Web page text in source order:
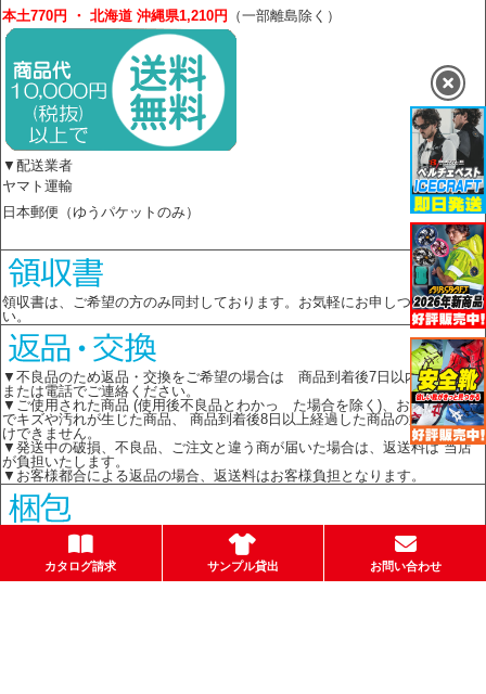
本土770円 ・ 北海道 沖縄県1,210円 （一部離島除く）
▼配送業者
ヤマト運輸
日本郵便（ゆうパケットのみ）
領収書は、ご希望の方のみ同封しております。お気軽にお申しつけくださ
い。
▼不良品のため返品・交換をご希望の場合は 商品到着後7日以内に メール
または電話でご連絡ください。
▼ご使用された商品 (使用後不良品とわかっ た場合を除く)、お客様の責任
でキズや汚れが生じた商品、 商品到着後8日以上経過した商品の返品はお受
けできません。
▼発送中の破損、不良品、ご注文と違う商が届いた場合は、返送料は 当店
が負担いたします。
▼お客様都合による返品の場合、返送料はお客様負担となります。
環境保護のため、簡易包装を心がけております。箱梱包の場合はメーカーの
箱を再利用してお送りします。
カタログ請求 サンプル貸出 お問い合わせ